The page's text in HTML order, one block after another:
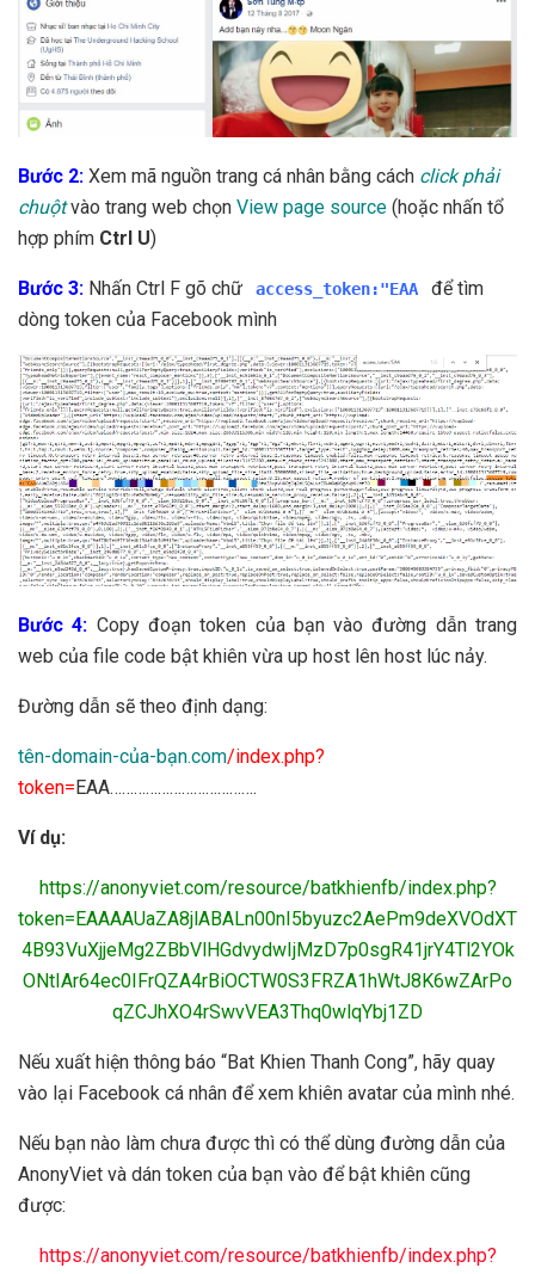
Bước 2: Xem mã nguồn trang cá nhân bằng cách click phải
chuột vào trang web chọn View page source (hoặc nhấn tổ
hợp phím Ctrl U)
Bước 3: Nhấn Ctrl F gõ chữ access_token:"EAA
để tìm
dòng token của Facebook mình
Bước 4: Copy đoạn token của bạn vào đường dẫn trang
web của file code bật khiên vừa up host lên host lúc nảy.
Đường dẫn sẽ theo định dạng:
tên-domain-của-bạn.com/index.php?
token=EAA……………………………….
Ví dụ:
https://anonyviet.com/resource/batkhienfb/index.php?
token=EAAAAUaZA8jlABALn00nI5byuzc2AePm9deXVOdXT
4B93VuXjjeMg2ZBbVlHGdvydwIjMzD7p0sgR41jrY4Tl2YOk
ONtIAr64ec0IFrQZA4rBiOCTW0S3FRZA1hWtJ8K6wZArPo
qZCJhXO4rSwvVEA3Thq0wlqYbj1ZD
Nếu xuất hiện thông báo “Bat Khien Thanh Cong”, hãy quay
vào lại Facebook cá nhân để xem khiên avatar của mình nhé.
Nếu bạn nào làm chưa được thì có thể dùng đường dẫn của
AnonyViet và dán token của bạn vào để bật khiên cũng
được:
https://anonyviet.com/resource/batkhienfb/index.php?